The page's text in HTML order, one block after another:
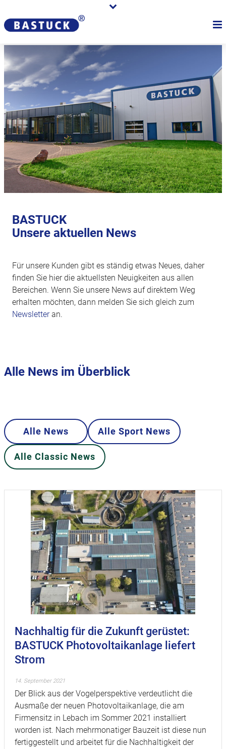
BASTUCK
Unsere aktuellen News
Für unsere Kunden gibt es ständig etwas Neues, daher
finden Sie hier die aktuellsten Neuigkeiten aus allen
Bereichen. Wenn Sie unsere News auf direktem Weg
erhalten möchten, dann melden Sie sich gleich zum
Newsletteran.
Alle News im Überblick
Alle News Alle Sport News
Alle Classic News
Nachhaltig für die Zukunft gerüstet:
BASTUCK Photovoltaikanlage liefert
Strom
14. September 2021
Der Blick aus der Vogelperspektive verdeutlicht die
Ausmaße der neuen Photovoltaikanlage, die am
Firmensitz in Lebach im Sommer 2021 installiert
worden ist. Nach mehrmonatiger Bauzeit ist diese nun
fertiggestellt und arbeitet für die Nachhaltigkeit der